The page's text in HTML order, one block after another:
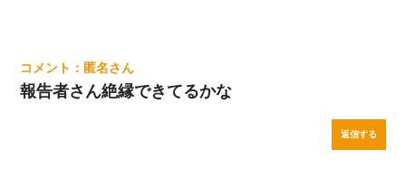
匿名
報告者さん絶縁できてるかな
返信する